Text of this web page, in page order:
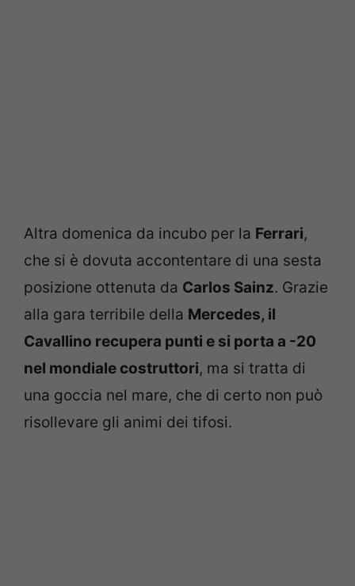
Altra domenica da incubo per la Ferrari,
che si è dovuta accontentare di una sesta
posizione ottenuta da Carlos Sainz. Grazie
alla gara terribile della Mercedes, il
Cavallino recupera punti e si porta a -20
nel mondiale costruttori, ma si tratta di
una goccia nel mare, che di certo non può
risollevare gli animi dei tifosi.